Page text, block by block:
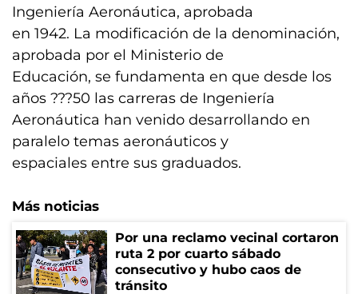
Ingeniería Aeronáutica, aprobada
en 1942. La modificación de la denominación,
aprobada por el Ministerio de
Educación, se fundamenta en que desde los
años ???50 las carreras de Ingeniería
Aeronáutica han venido desarrollando en
paralelo temas aeronáuticos y
espaciales entre sus graduados.
Más noticias
Por una reclamo vecinal cortaron
ruta 2 por cuarto sábado
consecutivo y hubo caos de
tránsito